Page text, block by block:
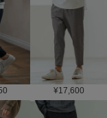
¥17,600